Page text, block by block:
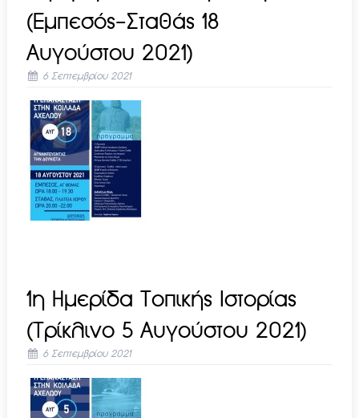
(Εμπεσός-Σταθάς 18
Αυγούστου 2021)
6 Σεπτεμβρίου 2021
1η Ημερίδα Τοπικής Ιστορίας
(Τρίκλινο 5 Αυγούστου 2021)
6 Σεπτεμβρίου 2021